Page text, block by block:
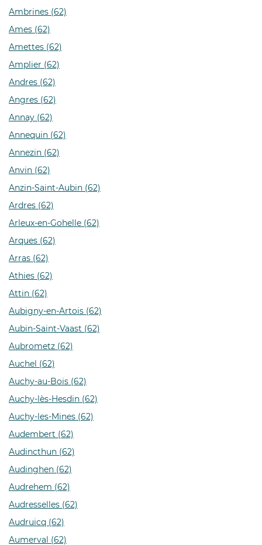
Ambrines (62)
Ames (62)
Amettes (62)
Amplier (62)
Andres (62)
Angres (62)
Annay (62)
Annequin (62)
Annezin (62)
Anvin (62)
Anzin-Saint-Aubin (62)
Ardres (62)
Arleux-en-Gohelle (62)
Arques (62)
Arras (62)
Athies (62)
Attin (62)
Aubigny-en-Artois (62)
Aubin-Saint-Vaast (62)
Aubrometz (62)
Auchel (62)
Auchy-au-Bois (62)
Auchy-lès-Hesdin (62)
Auchy-les-Mines (62)
Audembert (62)
Audincthun (62)
Audinghen (62)
Audrehem (62)
Audresselles (62)
Audruicq (62)
Aumerval (62)